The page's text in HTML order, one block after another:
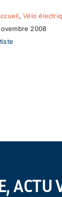
,Vélo
2008
ACTU